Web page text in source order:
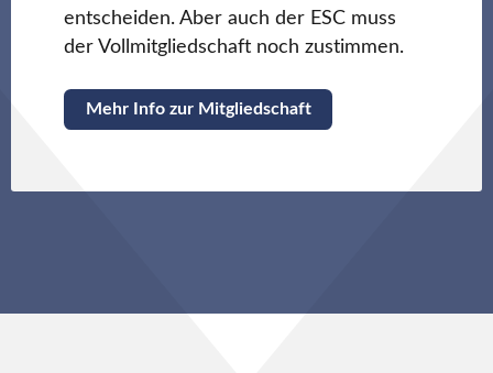
entscheiden. Aber auch der ESC muss
der Vollmitgliedschaft noch zustimmen.
Mehr Info zur Mitgliedschaft